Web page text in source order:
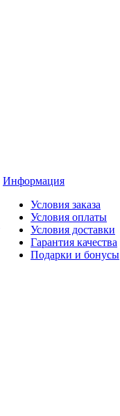
Информация
Условия заказа
Условия оплаты
Условия доставки
Гарантия качества
Подарки и бонусы